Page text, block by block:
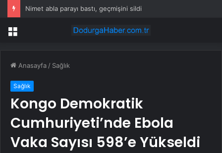
Nimet abla parayı bastı, geçmişini sildi
Menü
Anasayfa / Sağlık
Sağlık
Kongo Demokratik
Cumhuriyeti’nde Ebola
Vaka Sayısı 598’e Yükseldi